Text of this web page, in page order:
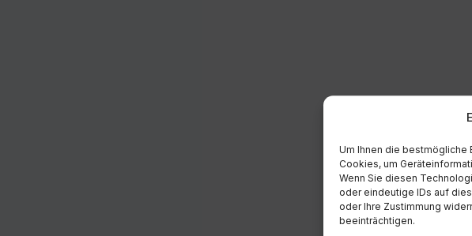
Um Ihnen die bestmögliche
Cookies, um
Wenn Sie diesen
oder eindeutige IDs auf
oder Ihre Zustimmung
beeinträchtigen.